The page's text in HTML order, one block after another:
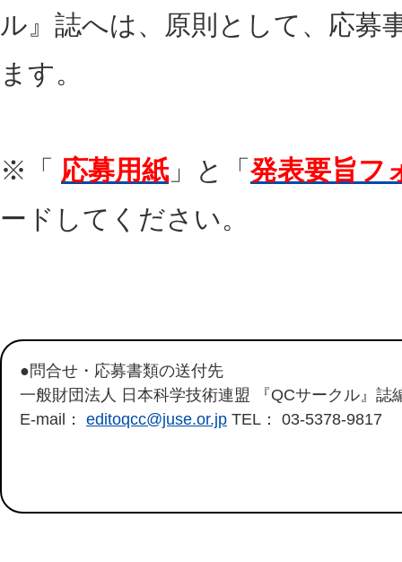
ル』誌へは、原則として、応募
ます。
※「 応募用紙」と「 発表要旨フ
ードしてください。
●問合せ・応募書類の送付先
一般財団法人 日本科学技術連盟 『QCサークル』誌
E-mail： editoqcc@juse.or.jp TEL： 03-5378-9817